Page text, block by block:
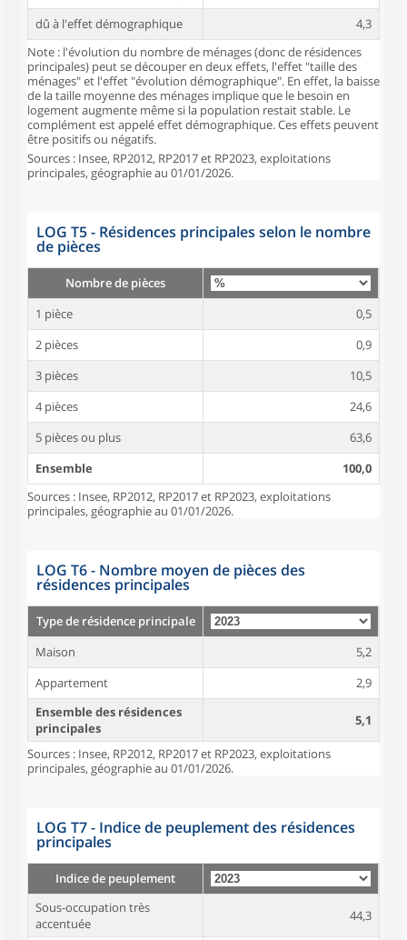
dû à l'effet démographique
4,3
Note : l'évolution du nombre de ménages (donc de résidences
principales) peut se découper en deux effets, l'effet "taille des
ménages" et l'effet "évolution démographique". En effet, la baisse
de la taille moyenne des ménages implique que le besoin en
logement augmente même si la population restait stable. Le
complément est appelé effet démographique. Ces effets peuvent
être positifs ou négatifs.
Sources : Insee, RP2012, RP2017 et RP2023, exploitations
principales, géographie au 01/01/2026.
LOG T5 - Résidences principales selon le nombre
de pièces
Nombre de pièces
1 pièce
0,5
2 pièces
0,9
3 pièces
10,5
4 pièces
24,6
5 pièces ou plus
63,6
Ensemble
100,0
Sources : Insee, RP2012, RP2017 et RP2023, exploitations
principales, géographie au 01/01/2026.
LOG T6 - Nombre moyen de pièces des
résidences principales
Type de résidence principale
Maison
5,2
Appartement
2,9
Ensemble des résidences
principales
5,1
Sources : Insee, RP2012, RP2017 et RP2023, exploitations
principales, géographie au 01/01/2026.
LOG T7 - Indice de peuplement des résidences
principales
Indice de peuplement
Sous-occupation très
accentuée
44,3